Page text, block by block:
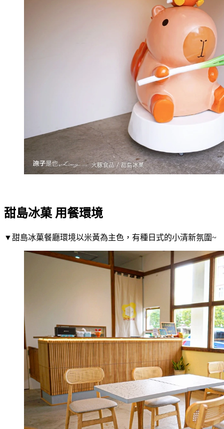
甜島冰菓 用餐環境
▼甜島冰菓餐廳環境以米黃為主色，有種日式的小清新氛圍~